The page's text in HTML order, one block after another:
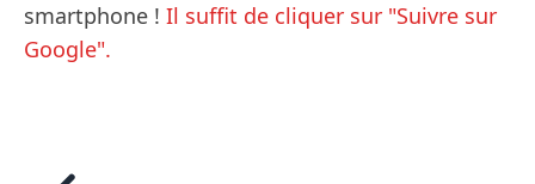
smartphone ! Il suffit de cliquer sur "Suivre sur
Google".